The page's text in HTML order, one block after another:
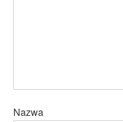
Nazwa